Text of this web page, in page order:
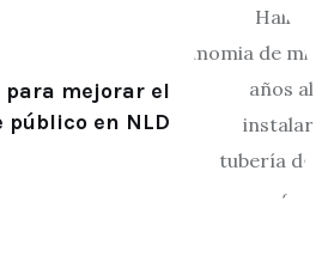
mejorar el
en NLD